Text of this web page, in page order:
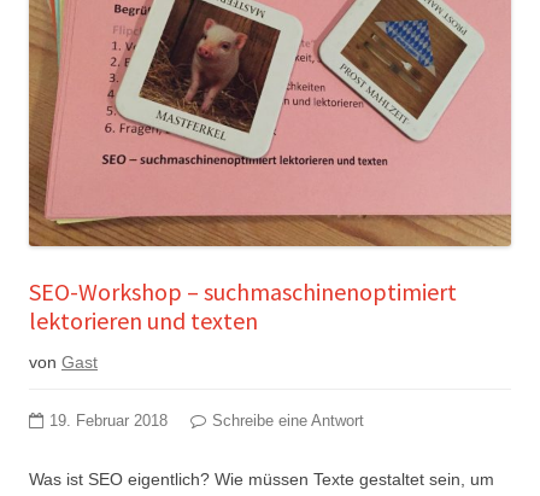
SEO-Workshop – suchmaschinenoptimiert
lektorieren und texten
von Gast
19. Februar 2018 Schreibe eine Antwort
Was ist SEO eigentlich? Wie müssen Texte gestaltet sein, um